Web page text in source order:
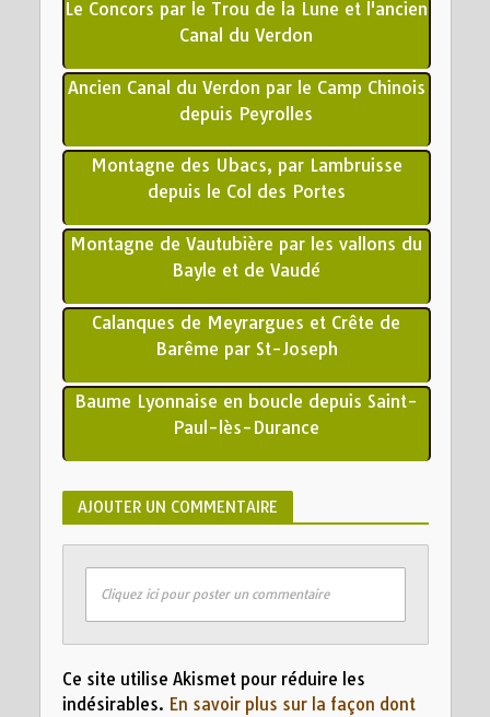
Le Concors par le Trou de la Lune et l'ancien
Canal du Verdon
Ancien Canal du Verdon par le Camp Chinois
depuis Peyrolles
Montagne des Ubacs, par Lambruisse
depuis le Col des Portes
Montagne de Vautubière par les vallons du
Bayle et de Vaudé
Calanques de Meyrargues et Crête de
Barême par St-Joseph
Baume Lyonnaise en boucle depuis Saint-
Paul-lès-Durance
AJOUTER UN COMMENTAIRE
Cliquez ici pour poster un commentaire
Ce site utilise Akismet pour réduire les
indésirables. En savoir plus sur la façon dont